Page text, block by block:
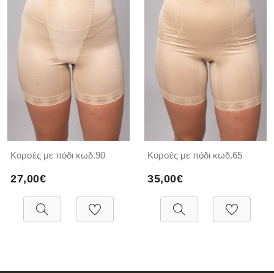
Κορσές με πόδι κωδ.90
27,00€
Κορσές με πόδι κωδ.65
35,00€